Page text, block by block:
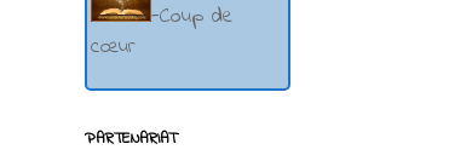
-Coup de
cœur
PARTENARIAT